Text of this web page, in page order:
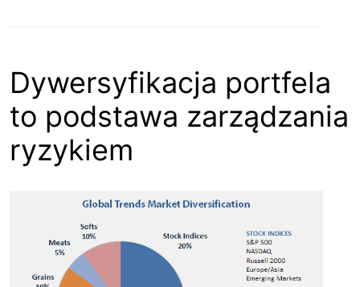
Dywersyfikacja portfela
to podstawa zarządzania
ryzykiem